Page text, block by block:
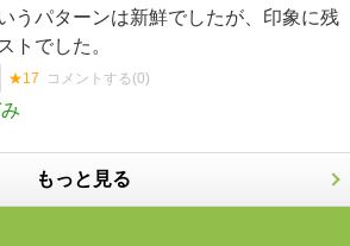
うパターンは新鮮でしたが、印象に残
トでした。
★17 コメントする(0)
もっと見る